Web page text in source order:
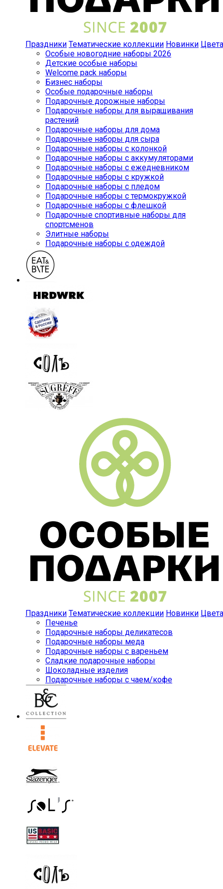
Праздники Тематические коллекции Новинки Цвета
Особые новогодние наборы 2026
Детские особые наборы
Welcome pack наборы
Бизнес наборы
Особые подарочные наборы
Подарочные дорожные наборы
Подарочные наборы для выращивания
растений
Подарочные наборы для дома
Подарочные наборы для сыра
Подарочные наборы с колонкой
Подарочные наборы с аккумуляторами
Подарочные наборы с ежедневником
Подарочные наборы с кружкой
Подарочные наборы с пледом
Подарочные наборы с термокружкой
Подарочные наборы с флешкой
Подарочные спортивные наборы для
спортсменов
Элитные наборы
Подарочные наборы с одеждой
Праздники Тематические коллекции Новинки Цвета
Печенье
Подарочные наборы деликатесов
Подарочные наборы меда
Подарочные наборы с вареньем
Сладкие подарочные наборы
Шоколадные изделия
Подарочные наборы с чаем/кофе